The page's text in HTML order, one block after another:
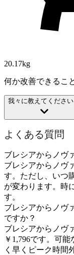
20.17kg
何か改善できるこ
我々に教えてください
よくある質問
ブレシアからノヴ
ブレシアからノヴ
す。ただし、いつ
が変わります。時
す。
ブレシアからノヴ
ですか？
ブレシアからノヴ
￥1,796です。可
く早くピーク時間